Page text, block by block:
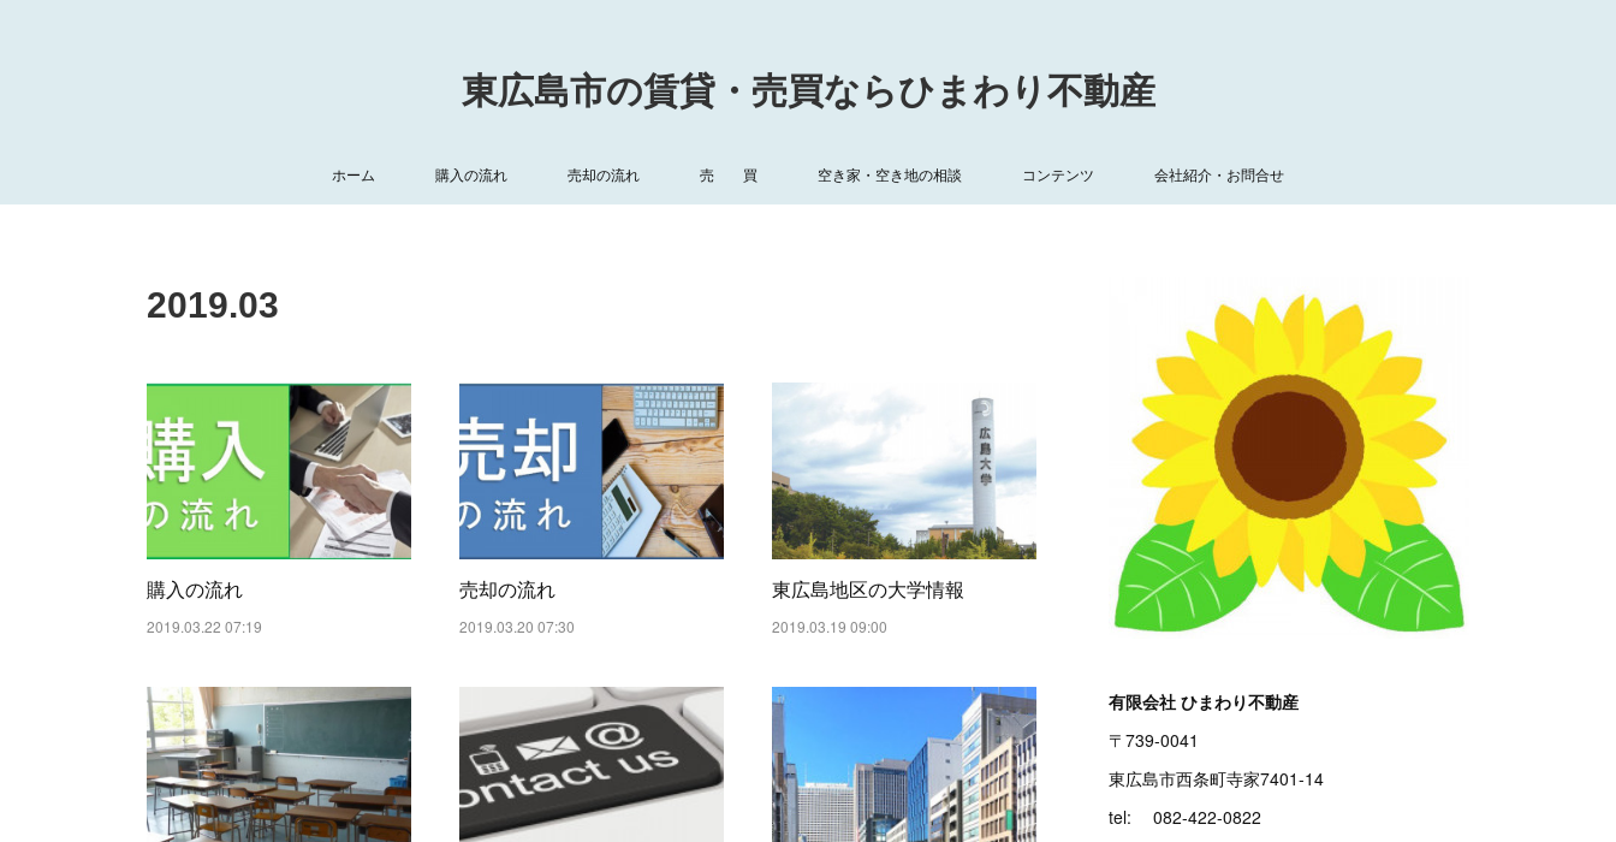
東広島市の賃貸・売買ならひまわり不動産
ホーム 購入の流れ 売却の流れ 売 買 空き家・空き地の相談 コンテンツ 会社紹介・お問合せ
2019.03
購入の流れ
2019.03.22 07:19
売却の流れ
2019.03.20 07:30
東広島地区の大学情報
2019.03.19 09:00
有限会社 ひまわり不動産
〒739-0041
東広島市西条町寺家7401-14
tel: 082-422-0822